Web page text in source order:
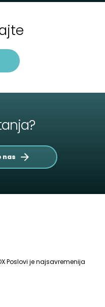
nas
Poslovi je najsavremenija